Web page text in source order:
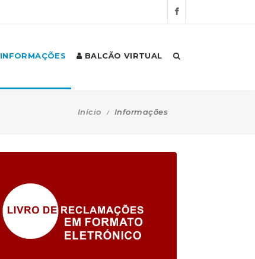
INFORMAÇÕES BALCÃO VIRTUAL
Início Informações